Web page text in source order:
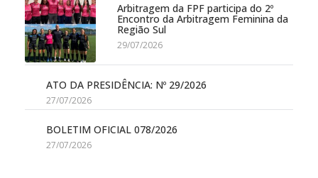
Arbitragem da FPF participa do 2º
Encontro da Arbitragem Feminina da
Região Sul
29/07/2026
ATO DA PRESIDÊNCIA: Nº 29/2026
27/07/2026
BOLETIM OFICIAL 078/2026
27/07/2026